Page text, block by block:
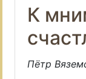
К
Пётр